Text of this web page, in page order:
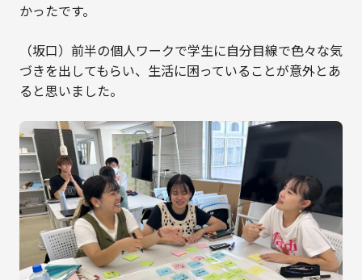
かったです。
（坂口）前半の個人ワークで学生に自分目線で色々な気
づきを出してもらい、生活に困っていることが意外とあ
ると思いました。